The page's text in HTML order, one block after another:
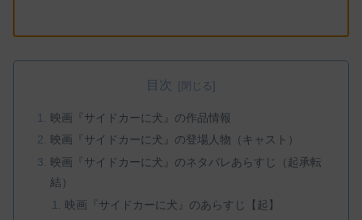
目次
映画『サイドカーに犬』の作品情報
映画『サイドカーに犬』の登場人物（キャスト）
映画『サイドカーに犬』のネタバレあらすじ（起承転
結）
映画『サイドカーに犬』のあらすじ【起】